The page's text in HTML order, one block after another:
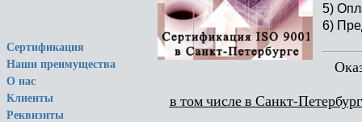
Сертификация
Наши преимущества
О нас
Клиенты
Реквизиты
5)
6)
в том числе в Санкт-